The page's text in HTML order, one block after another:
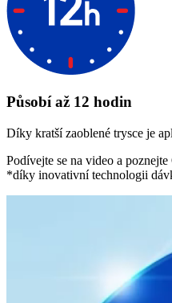
Působí až 12 hodin
Díky kratší zaoblené trysce je
Podívejte se na video a
*díky inovativní technologii